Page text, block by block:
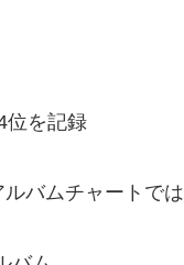
位を記録
バムチャートでは